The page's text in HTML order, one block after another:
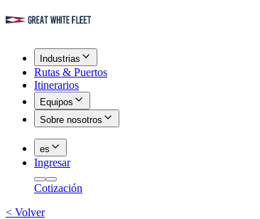
Industrias
Rutas & Puertos
Itinerarios
Equipos
Sobre nosotros
es
Ingresar
Cotización
< Volver